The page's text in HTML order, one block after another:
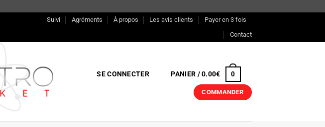
Suivi Agréments À propos Les avis clients
Payer en 3 fois
Contact
SE CONNECTER PANIER /0.00€ 0
COMMANDER